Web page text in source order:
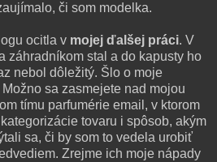
či som modelka.
ocitla v mojej ďalšej práci. V
záhradníkom stal a do kapusty ho
nebol dôležitý. Šlo o moje
sa zasmejete nad mojou
tímu parfumérie email, v ktorom
tovaru i spôsob, akým
sa, či by som to vedela urobiť
Zrejme ich moje nápady